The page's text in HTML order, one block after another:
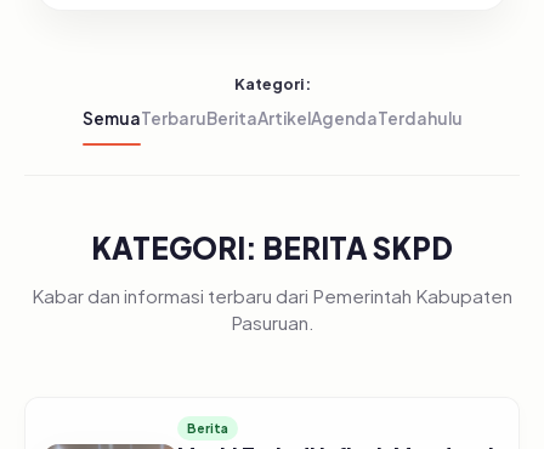
Kategori:
SemuaTerbaruBeritaArtikelAgendaTerdahulu
KATEGORI: BERITA SKPD
Kabar dan informasi terbaru dari Pemerintah Kabupaten
Pasuruan.
Berita